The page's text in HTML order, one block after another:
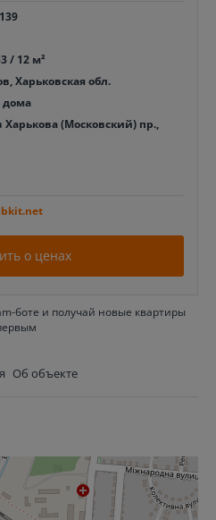
/ 12 м²
Харьковская обл.
дома
Харькова (Московский) пр.,
о ценах
боте и получай новые квартиры
Об объекте